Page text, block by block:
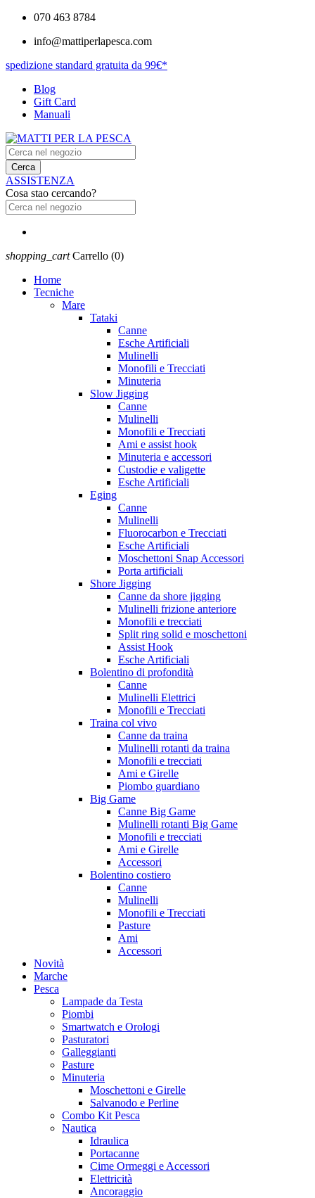
070 463 8784
info@mattiperlapesca.com
spedizione standard gratuita da 99€*
Blog
Gift Card
Manuali
Cerca
ASSISTENZA
Cosa stao cercando?
shopping_cart Carrello (0)
Home
Tecniche
Mare
Tataki
Canne
Esche Artificiali
Mulinelli
Monofili e Trecciati
Minuteria
Slow Jigging
Canne
Mulinelli
Monofili e Trecciati
Ami e assist hook
Minuteria e accessori
Custodie e valigette
Esche Artificiali
Eging
Canne
Mulinelli
Fluorocarbon e Trecciati
Esche Artificiali
Moschettoni Snap Accessori
Porta artificiali
Shore Jigging
Canne da shore jigging
Mulinelli frizione anteriore
Monofili e trecciati
Split ring solid e moschettoni
Assist Hook
Esche Artificiali
Bolentino di profondità
Canne
Mulinelli Elettrici
Monofili e Trecciati
Traina col vivo
Canne da traina
Mulinelli rotanti da traina
Monofili e trecciati
Ami e Girelle
Piombo guardiano
Big Game
Canne Big Game
Mulinelli rotanti Big Game
Monofili e trecciati
Ami e Girelle
Accessori
Bolentino costiero
Canne
Mulinelli
Monofili e Trecciati
Pasture
Ami
Accessori
Novità
Marche
Pesca
Lampade da Testa
Piombi
Smartwatch e Orologi
Pasturatori
Galleggianti
Pasture
Minuteria
Moschettoni e Girelle
Salvanodo e Perline
Combo Kit Pesca
Nautica
Idraulica
Portacanne
Cime Ormeggi e Accessori
Elettricità
Ancoraggio